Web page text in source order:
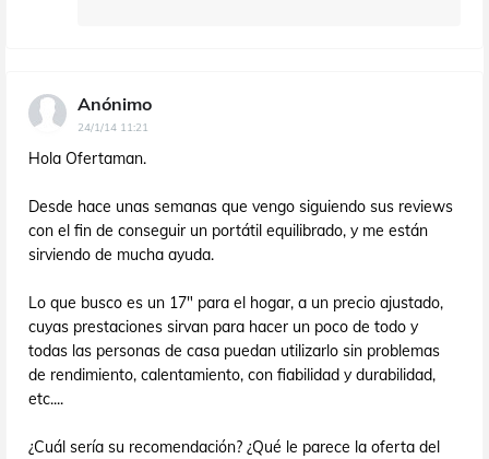
Anónimo
24/1/14 11:21
Hola Ofertaman.
Desde hace unas semanas que vengo siguiendo sus reviews
con el fin de conseguir un portátil equilibrado, y me están
sirviendo de mucha ayuda.
Lo que busco es un 17" para el hogar, a un precio ajustado,
cuyas prestaciones sirvan para hacer un poco de todo y
todas las personas de casa puedan utilizarlo sin problemas
de rendimiento, calentamiento, con fiabilidad y durabilidad,
etc....
¿Cuál sería su recomendación? ¿Qué le parece la oferta del